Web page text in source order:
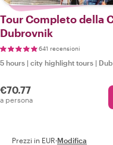
Tour Completo della
Dubrovnik
641 recensioni
5 hours | city highlight tours |
€70.77
a persona
Prezzi in EUR·Modifica